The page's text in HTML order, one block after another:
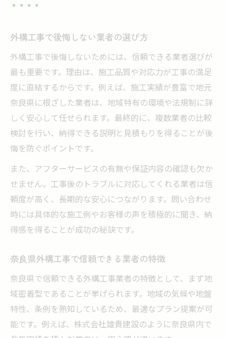
外構工事で後悔しない業者の選び方
外構工事で後悔しないためには、信頼できる業者選びが
最も重要です。理由は、施工品質や対応力が工事の満足
度に直結するからです。例えば、施工実績が豊富で地元
奈良県に根ざした業者は、地域特有の環境や法規制に詳
しく安心して任せられます。最終的に、複数業者の比較
検討を行い、納得できる説明と見積もりを得ることが後
悔を防ぐポイントです。
また、アフターサービスの有無や保証内容の確認も欠か
せません。工事後のトラブルに対応してくれる業者は信
頼度が高く、長期的な安心につながります。問い合わせ
時には具体的な施工例やお客様の声を積極的に聞き、納
得感を得ることが成功の秘訣です。
奈良県外構工事で信頼できる業者の特徴
奈良県で信頼できる外構工事業者の特徴として、まず地
域密着型であることが挙げられます。地域の気候や地盤
特性、条例を熟知しているため、最適なプラン提案が可
能です。例えば、株式会社雄貴建設のように奈良県内で